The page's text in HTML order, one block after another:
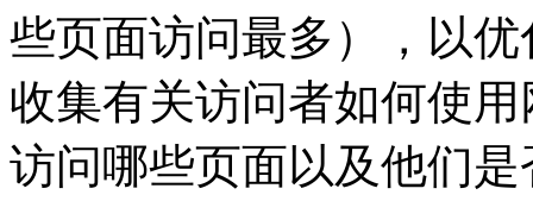
些页面访问最多），以
收集有关访问者如何使用
访问哪些页面以及他们